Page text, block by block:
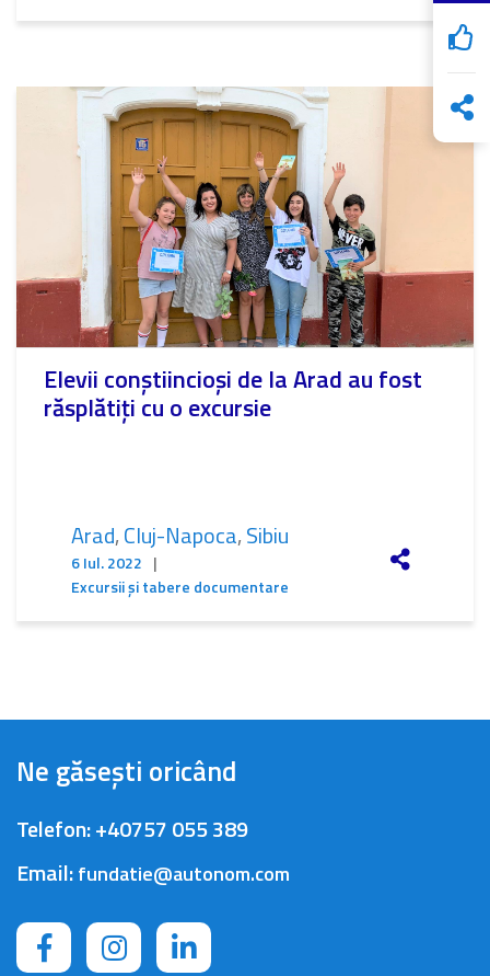
Elevii conștiincioși de la Arad au fost
răsplătiți cu o excursie
Arad,Cluj-Napoca,Sibiu
6 Iul. 2022 |
Excursii și tabere documentare
Ne găsești oricând
Telefon:+40757 055 389
Email:fundatie@autonom.com